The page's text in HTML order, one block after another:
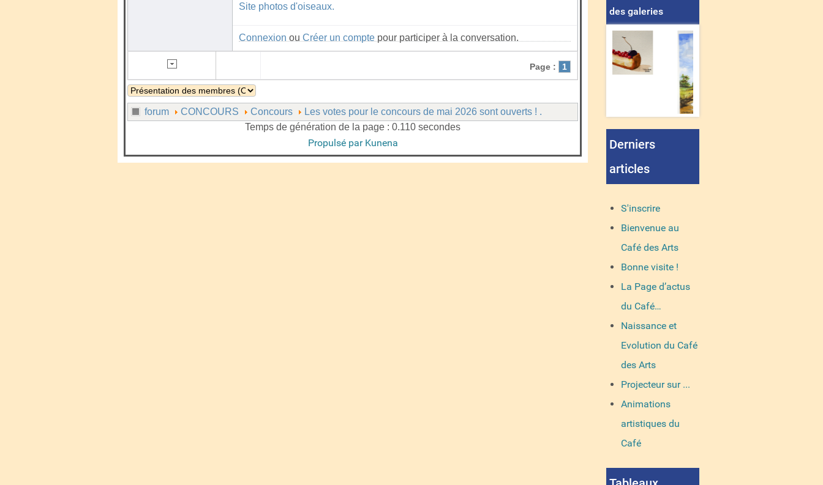
Site photos d'oiseaux.
Connexion ou Créer un compte pour participer à la conversation.
Page : 1
forum CONCOURS Concours
Les votes pour le concours de mai 2026 sont ouverts ! .
Temps de génération de la page : 0.110 secondes
Propulsé par Kunena
des galeries
Derniers
articles
S'inscrire
Bienvenue au
Café des Arts
Bonne visite !
La Page d’actus
du Café…
Naissance et
Evolution du Café
des Arts
Projecteur sur ...
Animations
artistiques du
Café